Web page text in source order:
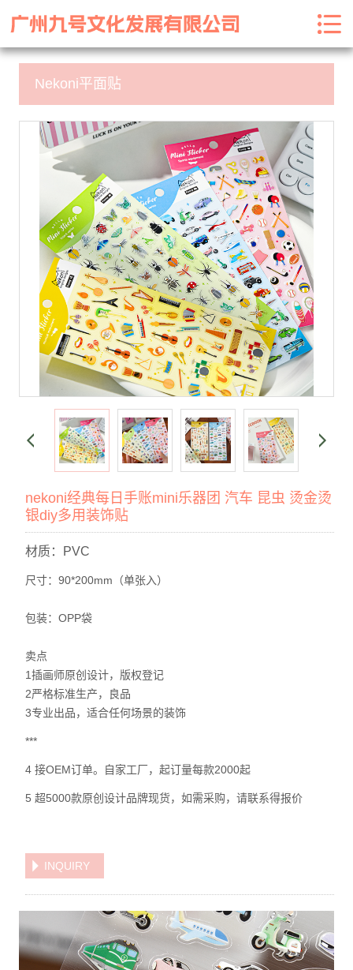
Nekoni平面贴
nekoni经典每日手账mini乐器团 汽车 昆虫 烫金烫
银diy多用装饰贴
材质：PVC
尺寸：90*200mm（单张入）
包装：OPP袋
卖点
1插画师原创设计，版权登记
2严格标准生产，良品
3专业出品，适合任何场景的装饰
***
4 接OEM订单。自家工厂，起订量每款2000起
5 超5000款原创设计品牌现货，如需采购，请联系得报价
INQUIRY